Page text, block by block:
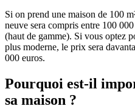
Si on prend une maison de 100
neuve sera compris entre 100
(haut de gamme). Si vous optez
plus moderne, le prix sera
000 euros.
Pourquoi est-il
sa maison ?